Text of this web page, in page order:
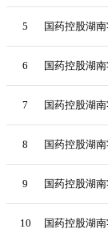
5 国药控股湖
6 国药控股湖
7 国药控股湖
8 国药控股湖
9 国药控股湖
10 国药控股湖